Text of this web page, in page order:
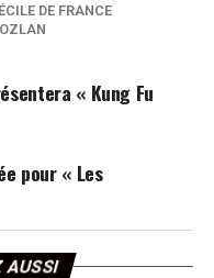
DE FRANCE
« Kung Fu
pour « Les
AUSSI